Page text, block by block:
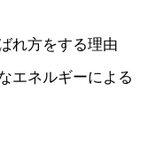
れ方をする理由
エネルギーによる